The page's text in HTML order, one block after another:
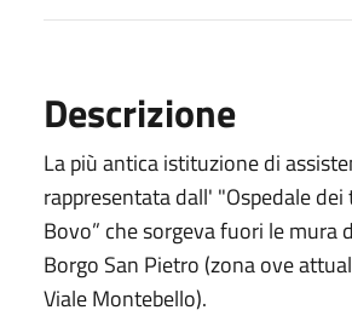
Descrizione
La più antica istituzione di
rappresentata dall' "Ospedale
Bovo” che sorgeva fuori le mura
Borgo San Pietro (zona ove
Viale Montebello).